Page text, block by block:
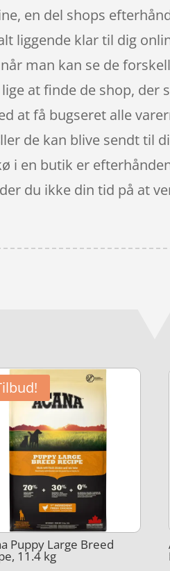
en del shops
liggende klar til dig
man kan se de
at finde de shop,
at få bugseret alle
de kan blive sendt til
i en butik er
du ikke din tid på at
Puppy Large Breed
11.4 kg